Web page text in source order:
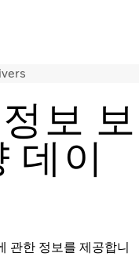
보 보
데이
관한 정보를 제공합니